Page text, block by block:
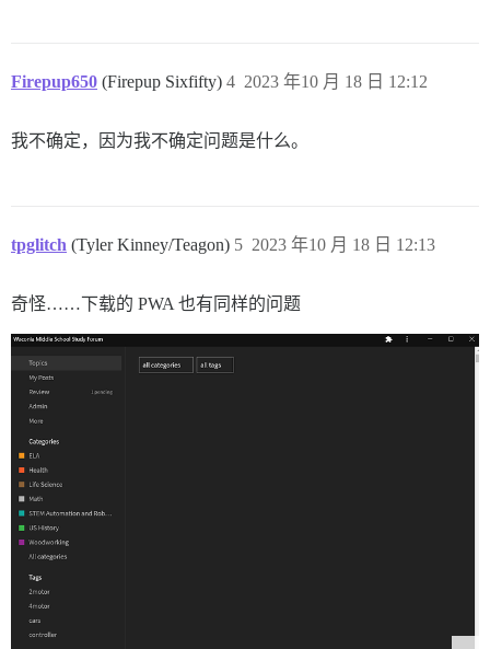
Firepup650 (Firepup Sixfifty) 2023 年10 月 18 日 12:12
4
我不确定，因为我不确定问题是什么。
tpglitch (Tyler Kinney/Teagon) 2023 年10 月 18 日 12:13
5
奇怪……下载的 PWA 也有同样的问题